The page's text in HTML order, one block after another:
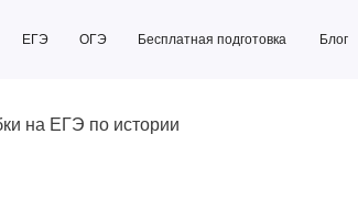
Бесплатная подготовка Блог Банк заданий
ОГЭ
Бесплатная подготовка Блог Банк заданий
на ЕГЭ по истории